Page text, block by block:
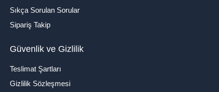
Sıkça Sorulan Sorular
Sipariş Takip
Güvenlik ve Gizlilik
Teslimat Şartları
Gizlilik Sözleşmesi